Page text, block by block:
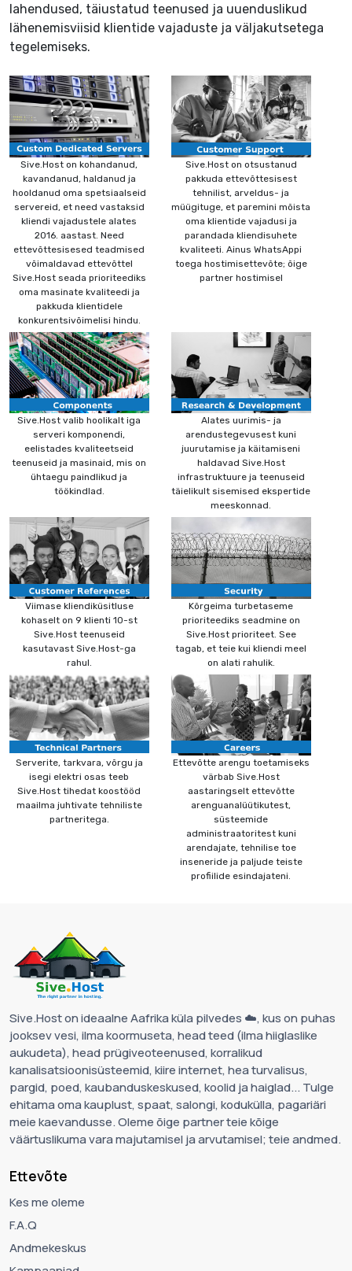
lahendused, täiustatud teenused ja uuenduslikud
lähenemisviisid klientide vajaduste ja väljakutsetega
tegelemiseks.
Sive.Host on kohandanud,
kavandanud, haldanud ja
hooldanud oma spetsiaalseid
servereid, et need vastaksid
kliendi vajadustele alates
2016. aastast. Need
ettevõttesisesed teadmised
võimaldavad ettevõttel
Sive.Host seada prioriteediks
oma masinate kvaliteedi ja
pakkuda klientidele
konkurentsivõimelisi hindu.
Sive.Host on otsustanud
pakkuda ettevõttesisest
tehnilist, arveldus- ja
müügituge, et paremini mõista
oma klientide vajadusi ja
parandada kliendisuhete
kvaliteeti. Ainus WhatsAppi
toega hostimisettevõte; õige
partner hostimisel
Sive.Host valib hoolikalt iga
serveri komponendi,
eelistades kvaliteetseid
teenuseid ja masinaid, mis on
ühtaegu paindlikud ja
töökindlad.
Alates uurimis- ja
arendustegevusest kuni
juurutamise ja käitamiseni
haldavad Sive.Host
infrastruktuure ja teenuseid
täielikult sisemised ekspertide
meeskonnad.
Viimase kliendiküsitluse
kohaselt on 9 klienti 10-st
Sive.Host teenuseid
kasutavast Sive.Host-ga
rahul.
Kõrgeima turbetaseme
prioriteediks seadmine on
Sive.Host prioriteet. See
tagab, et teie kui kliendi meel
on alati rahulik.
Serverite, tarkvara, võrgu ja
isegi elektri osas teeb
Sive.Host tihedat koostööd
maailma juhtivate tehniliste
partneritega.
Ettevõtte arengu toetamiseks
värbab Sive.Host
aastaringselt ettevõtte
arenguanalüütikutest,
süsteemide
administraatoritest kuni
arendajate, tehnilise toe
inseneride ja paljude teiste
profiilide esindajateni.
Sive.Host on ideaalne Aafrika küla pilvedes ☁️, kus on puhas
jooksev vesi, ilma koormuseta, head teed (ilma hiiglaslike
aukudeta), head prügiveoteenused, korralikud
kanalisatsioonisüsteemid, kiire internet, hea turvalisus,
pargid, poed, kaubanduskeskused, koolid ja haiglad... Tulge
ehitama oma kauplust, spaat, salongi, kodukülla, pagariäri
meie kaevandusse. Oleme õige partner teie kõige
väärtuslikuma vara majutamisel ja arvutamisel; teie andmed.
Ettevõte
Kes me oleme
F.A.Q
Andmekeskus